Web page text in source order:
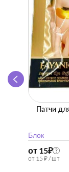
Патчи
Блок
от 15₽ ?
от 15 ₽ / шт